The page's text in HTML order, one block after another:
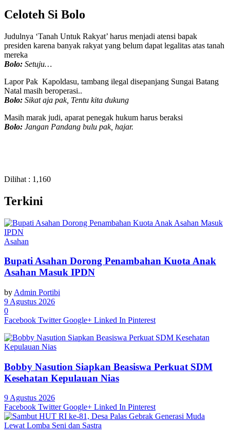
Celoteh Si Bolo
Judulnya ‘Tanah Untuk Rakyat’ harus menjadi atensi bapak
presiden karena banyak rakyat yang belum dapat legalitas atas tanah
mereka
Bolo: Setuju…
Lapor Pak Kapoldasu, tambang ilegal disepanjang Sungai Batang
Natal masih beroperasi..
Bolo: Sikat aja pak, Tentu kita dukung
Masih marak judi, aparat penegak hukum harus beraksi
Bolo: Jangan Pandang bulu pak, hajar.
Dilihat : 1,160
Terkini
Asahan
Bupati Asahan Dorong Penambahan Kuota Anak
Asahan Masuk IPDN
by Admin Portibi
9 Agustus 2026
0
Facebook Twitter Google+ Linked In Pinterest
Bobby Nasution Siapkan Beasiswa Perkuat SDM
Kesehatan Kepulauan Nias
9 Agustus 2026
Facebook Twitter Google+ Linked In Pinterest